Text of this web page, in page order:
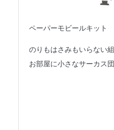
ペーパーモビールキッ
のりもはさみもいらない
お部屋に小さなサーカス団